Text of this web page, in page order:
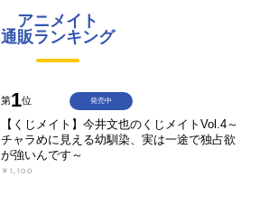
アニメイト
通販ランキング
第1位
【くじメイト】今井文也のくじメイトVol.4～
チャラめに見える幼馴染、実は一途で独占欲
が強いんです～
￥1,100
発売中